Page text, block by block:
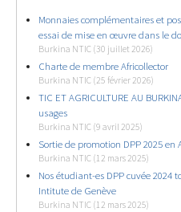
Monnaies complémentaires et
essai de mise en œuvre dans le
Burkina NTIC (30 juillet 2026)
Charte de membre Africollector
Burkina NTIC (25 février 2026)
TIC ET AGRICULTURE AU
usages
Burkina NTIC (9 avril 2025)
Sortie de promotion DPP 2025 en
Burkina NTIC (12 mars 2025)
Nos étudiant-es DPP cuvée 2024
Intitute de Genève
Burkina NTIC (12 mars 2025)